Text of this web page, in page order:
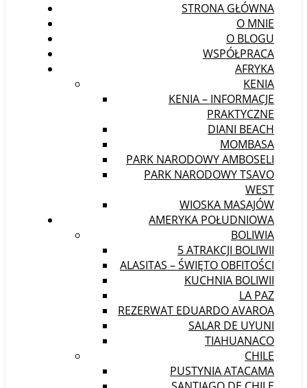
STRONA GŁÓWNA
O MNIE
O BLOGU
WSPÓŁPRACA
AFRYKA
KENIA
KENIA – INFORMACJE
PRAKTYCZNE
DIANI BEACH
MOMBASA
PARK NARODOWY AMBOSELI
PARK NARODOWY TSAVO
WEST
WIOSKA MASAJÓW
AMERYKA POŁUDNIOWA
BOLIWIA
5 ATRAKCJI BOLIWII
ALASITAS – ŚWIĘTO OBFITOŚCI
KUCHNIA BOLIWII
LA PAZ
REZERWAT EDUARDO AVAROA
SALAR DE UYUNI
TIAHUANACO
CHILE
PUSTYNIA ATACAMA